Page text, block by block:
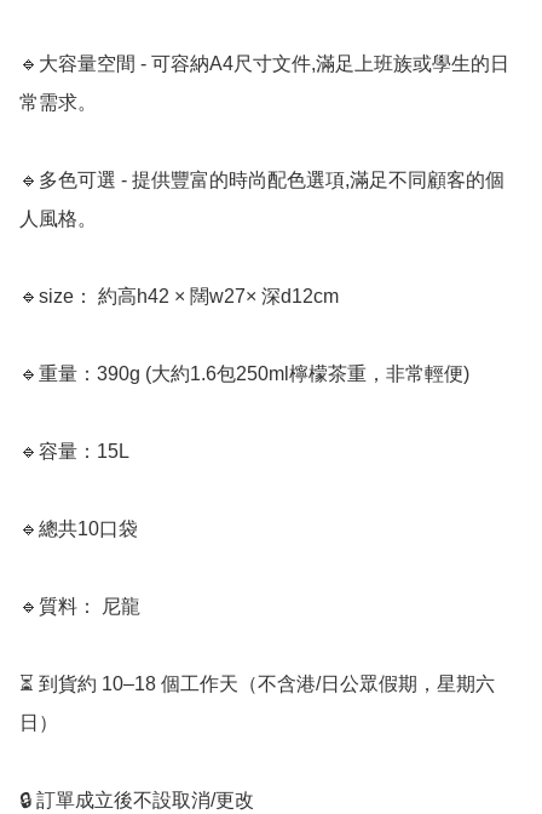
🔹大容量空間 - 可容納A4尺寸文件,滿足上班族或學生的日
常需求。
🔹多色可選 - 提供豐富的時尚配色選項,滿足不同顧客的個
人風格。
🔹size： 約高h42 × 闊w27× 深d12cm
🔹重量：390g (大約1.6包250ml檸檬茶重，非常輕便)
🔹容量：15L
🔹總共10口袋
🔹質料： 尼龍
⏳ 到貨約 10–18 個工作天（不含港/日公眾假期，星期六
日）
🔒 訂單成立後不設取消/更改